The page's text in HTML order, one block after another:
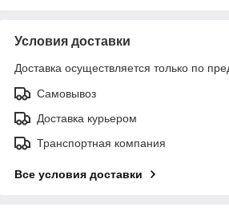
Условия доставки
Доставка осуществляется только по
Самовывоз
Доставка курьером
Транспортная компания
Все условия доставки